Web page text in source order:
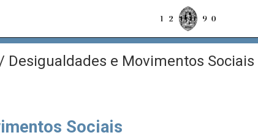
/ Desigualdades e Movimentos Sociais
Sociais